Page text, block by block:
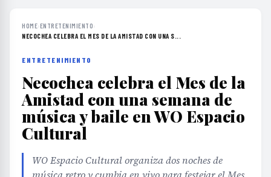
HOME›ENTRETENIMIENTO›
NECOCHEA CELEBRA EL MES DE LA AMISTAD CON UNA S...
ENTRETENIMIENTO
Necochea celebra el Mes de la
Amistad con una semana de
música y baile en WO Espacio
Cultural
WO Espacio Cultural organiza dos noches de